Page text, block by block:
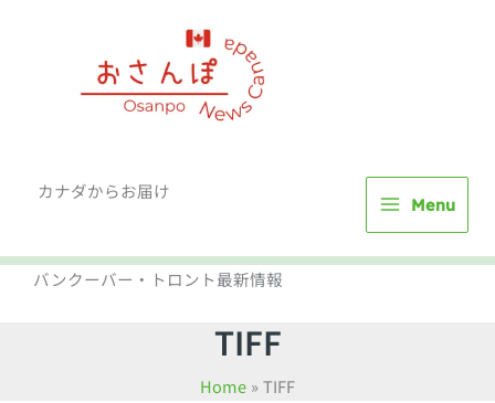
カナダからお届け
Menu
バンクーバー・トロント最新情報
TIFF
Home TIFF